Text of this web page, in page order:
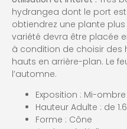
hydrangea dont le port
obtiendrez une plante
variété devra être placée
à condition de choisir
hauts en arrière-plan. Le
l’automne.
Exposition : Mi-ombre
Hauteur Adulte : de
Forme : Cône